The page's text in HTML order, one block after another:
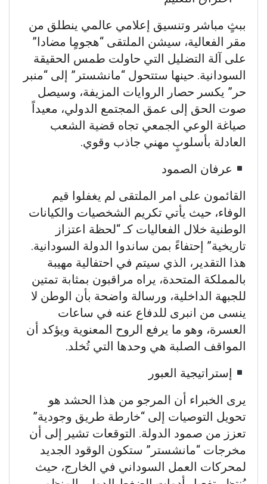
​ببثٍ مباشر وتنسيق إعلامي عالمي ينطلق من
مقر الفعالية، سيشن الملتقى “هجومٍا مضادا”
على آلة التضليل التي حاولت طمس الحقيقة
السودانية. حينها ستتحول “مانشستر” إلى “منبر
حر” يكسر حصار الروايات المزيفة، وسيصل
صوت الحق إلى عمق المجتمع الدولي، معيداً
صياغة الوعي الجمعي تجاه قضية الشعب
العادلة بأسلوبٍ مهني جاذب وقوي.
​عرفان الصمود
القائمون على امر الملتقى لم يغفلوا قيم
الوفاء، حيث يأتي تكريم الشخصيات والكيانات
الوطنية خلال الفعاليات كـ “لحظة اعتزاز
تاريخية” إحتفاءً بمن ساندوا الدولة السودانية.
هذا التقدير، الذي سيتم في احتفالية مهيبة
بالمملكة المتحدة، يراه مراقبون بمثابة تمتين
للجبهة الداخلية، ورسالة واضحة بأن الوطن لا
ينسى من انبرى للدفاع عنه في ساعات
العسرة، وهو ما يرفع الروح المعنوية ويؤكد أن
المواقف الصلبة هي وحدها التي تُخلد.
​إستراتيجية العبور
​يرى الخبراء أن المرجو من هذا الحشد هو
تحويل التوصيات إلى “خارطة طريق وجودية”
تعزز من صمود الدولة. التوقعات تشير إلى أن
مخرجات “مانشستر” ستكون الوقود الجديد
لمحركات العمل السوداني في الخارج، حيث